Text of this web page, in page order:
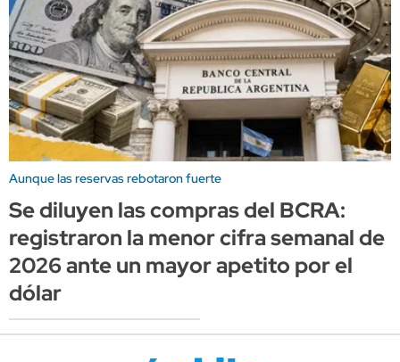
Aunque las reservas rebotaron fuerte
Se diluyen las compras del BCRA:
registraron la menor cifra semanal de
2026 ante un mayor apetito por el
dólar